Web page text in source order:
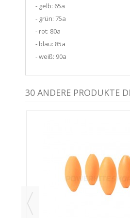
- gelb: 65a
- grün: 75a
- rot: 80a
- blau: 85a
- weiß: 90a
30 ANDERE PRODUKTE